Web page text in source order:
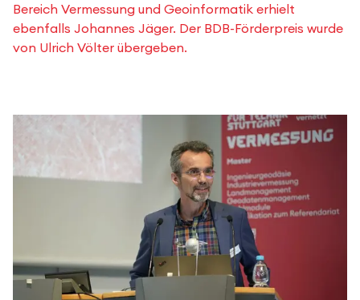
Bereich Vermessung und Geoinformatik erhielt
ebenfalls Johannes Jäger. Der BDB-Förderpreis wurde
von Ulrich Völter übergeben.